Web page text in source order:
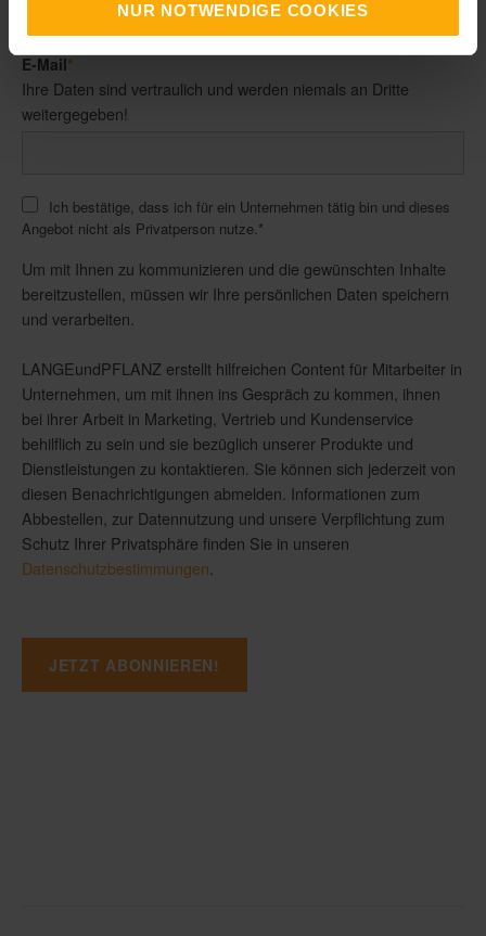
NUR NOTWENDIGE COOKIES
E-Mail*
Ihre Daten sind vertraulich und werden niemals an Dritte
weitergegeben!
Ich bestätige, dass ich für ein Unternehmen tätig bin und dieses
Angebot nicht als Privatperson nutze.*
Um mit Ihnen zu kommunizieren und die gewünschten Inhalte
bereitzustellen, müssen wir Ihre persönlichen Daten speichern
und verarbeiten.
LANGEundPFLANZ erstellt hilfreichen Content für Mitarbeiter in
Unternehmen, um mit ihnen ins Gespräch zu kommen, ihnen
bei ihrer Arbeit in Marketing, Vertrieb und Kundenservice
behilflich zu sein und sie bezüglich unserer Produkte und
Dienstleistungen zu kontaktieren. Sie können sich jederzeit von
diesen Benachrichtigungen abmelden. Informationen zum
Abbestellen, zur Datennutzung und unsere Verpflichtung zum
Schutz Ihrer Privatsphäre finden Sie in unseren
Datenschutzbestimmungen